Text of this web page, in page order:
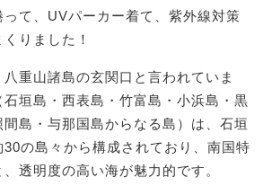
って、UVパーカー着て、紫外線対策
りました！
重山諸島の玄関口と言われていま
垣島・西表島・竹富島・小浜島・黒
島・与那国島からなる島）は、石垣
の島々から構成されており、南国特
透明度の高い海が魅力的です。